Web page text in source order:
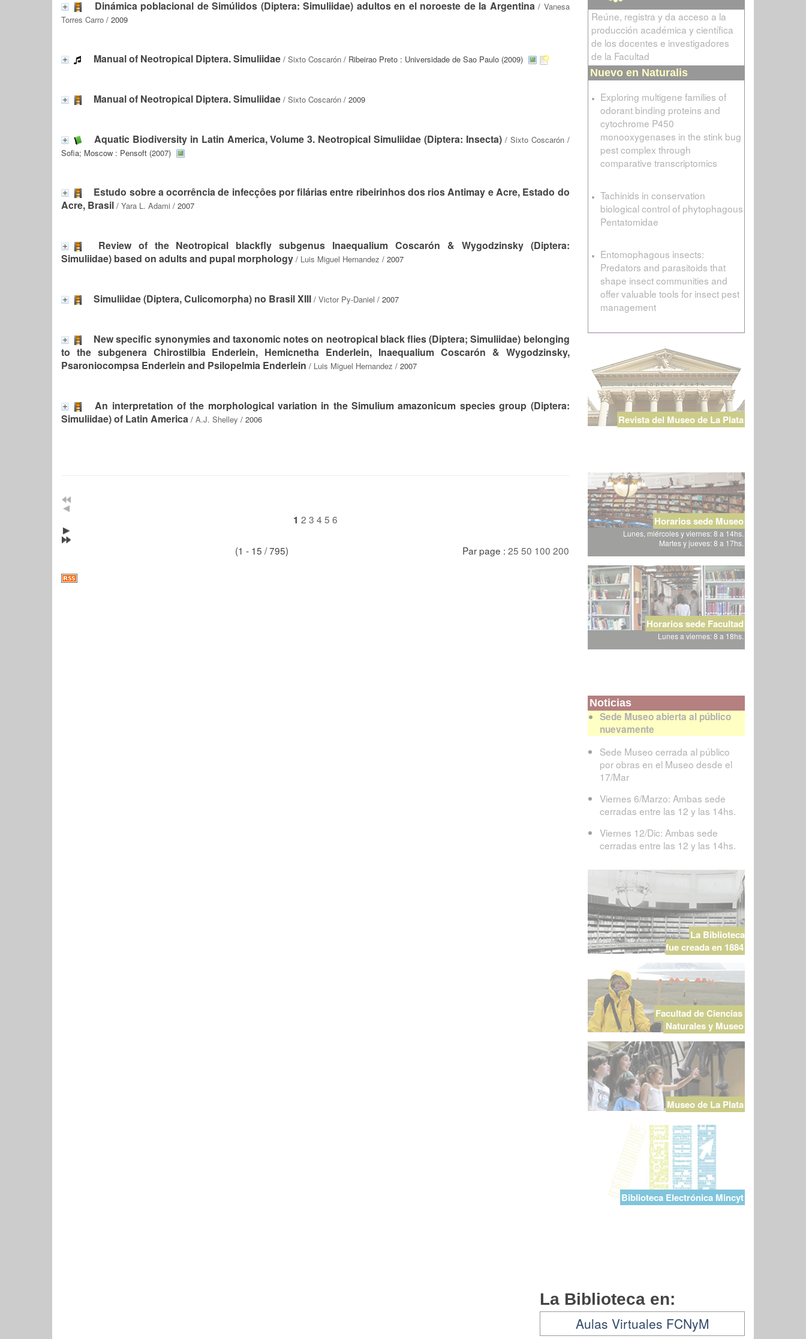
Dinámica poblacional de Simúlidos (Diptera: Simuliidae) adultos en el noroeste de la Argentina/ Vanesa
Torres Carro / 2009
Manual of Neotropical Diptera. Simuliidae / Sixto Coscarón / Ribeirao Preto : Universidade de Sao Paulo (2009)
Manual of Neotropical Diptera. Simuliidae / Sixto Coscarón / 2009
Aquatic Biodiversity in Latin America, Volume 3. Neotropical Simuliidae (Diptera: Insecta)/ Sixto Coscarón/
Sofia; Moscow : Pensoft (2007)
Estudo sobre a ocorrência de infecçôes por filárias entre ribeirinhos dos rios Antimay e Acre, Estado do
Acre, Brasil / Yara L. Adami / 2007
Review of the Neotropical blackfly subgenus Inaequalium Coscarón & Wygodzinsky (Diptera:
Simuliidae) based on adults and pupal morphology / Luis Miguel Hernandez / 2007
Simuliidae (Diptera, Culicomorpha) no Brasil XIII / Victor Py-Daniel / 2007
New specific synonymies and taxonomic notes on neotropical black flies (Diptera; Simuliidae) belonging
to the subgenera Chirostilbia Enderlein, Hemicnetha Enderlein, Inaequalium Coscarón & Wygodzinsky,
Psaroniocompsa Enderlein and Psilopelmia Enderlein / Luis Miguel Hernandez / 2007
An interpretation of the morphological variation in the Simulium amazonicum species group (Diptera:
Simuliidae) of Latin America / A.J. Shelley / 2006
1 2 3 4 5 6
(1 - 15 / 795) Par page : 25 50 100 200
Reúne, registra y da acceso a la
producción académica y científica
de los docentes e investigadores
de la Facultad
Nuevo en Naturalis
Exploring multigene families of
odorant binding proteins and
cytochrome P450
monooxygenases in the stink bug
pest complex through
comparative transcriptomics
Tachinids in conservation
biological control of phytophagous
Pentatomidae
Entomophagous insects:
Predators and parasitoids that
shape insect communities and
offer valuable tools for insect pest
management
Revista del Museo de La Plata
Horarios sede Museo
Lunes, miércoles y viernes: 8 a 14hs.
Martes y jueves: 8 a 17hs.
Horarios sede Facultad
Lunes a viernes: 8 a 18hs.
Noticias
Sede Museo abierta al público
nuevamente
Sede Museo cerrada al público
por obras en el Museo desde el
17/Mar
Viernes 6/Marzo: Ambas sede
cerradas entre las 12 y las 14hs.
Viernes 12/Dic: Ambas sede
cerradas entre las 12 y las 14hs.
La Biblioteca
fue creada en 1884
Facultad de Ciencias
Naturales y Museo
Museo de La Plata
Biblioteca Electrónica Mincyt
La Biblioteca en:
Aulas Virtuales FCNyM